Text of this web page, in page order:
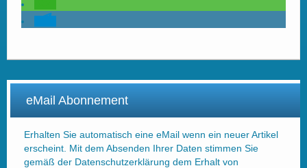
eMail Abonnement
Erhalten Sie automatisch eine eMail wenn ein neuer Artikel
erscheint. Mit dem Absenden Ihrer Daten stimmen Sie
gemäß der Datenschutzerklärung dem Erhalt von